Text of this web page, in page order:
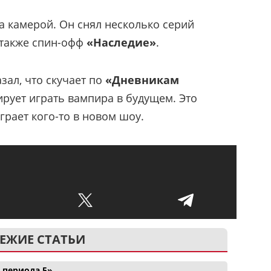
камерой. Он снял несколько серий
спин-офф «Наследие».
что скучает по «Дневникам
играть вампира в будущем. Это
кого-то в новом шоу.
СТАТЬИ